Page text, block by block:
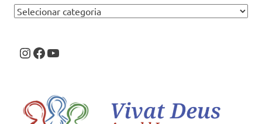
Categorias
Instagram
Facebook
Youtube